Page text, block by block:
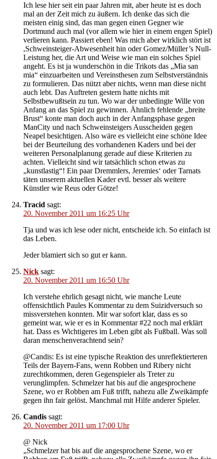
Ich lese hier seit ein paar Jahren mit, aber heute ist es doch
mal an der Zeit mich zu äußern. Ich denke das sich die
meisten einig sind, das man gegen einen Gegner wie
Dortmund auch mal (vor allem wie hier in einem engen Spiel)
verlieren kann. Passiert eben! Was mich aber wirklich stört ist
,Schweinsteiger-Abwesenheit hin oder Gomez/Müller’s Null-
Leistung her, die Art und Weise wie man ein solches Spiel
angeht. Es ist ja wunderschön in die Trikots das „Mia san
mia“ einzuarbeiten und Vereinsthesen zum Selbstverständnis
zu formulieren. Das nützt aber nichts, wenn man diese nicht
auch lebt. Das Auftreten gestern hatte nichts mit
Selbstbewußtsein zu tun. Wo war der unbedingte Wille von
Anfang an das Spiel zu gewinnen. Ähnlich fehlende „breite
Brust“ konte man doch auch in der Anfangsphase gegen
ManCity und nach Schweinsteigers Ausscheiden gegen
Neapel besichtigen. Also wäre es vielleicht eine schöne Idee
bei der Beurteilung des vorhandenen Kaders und bei der
weiteren Personalplanung gerade auf diese Kriterien zu
achten. Vielleicht sind wir tatsächlich schon etwas zu
„kunstlastig“! Ein paar Dremmlers, Jeremies‘ oder Tarnats
täten unserem aktuellen Kader evtl. besser als weitere
Künstler wie Reus oder Götze!
Tracid sagt:
20. November 2011 um 16:25 Uhr
Tja und was ich lese oder nicht, entscheide ich. So einfach ist
das Leben.
Jeder blamiert sich so gut er kann.
Nick sagt:
20. November 2011 um 16:50 Uhr
Ich verstehe ehrlich gesagt nicht, wie manche Leute
offensichtlich Paules Kommentar zu dem Suizidversuch so
missverstehen konnten. Mir war sofort klar, dass es so
gemeint war, wie er es in Kommentar #22 noch mal erklärt
hat. Dass es Wichtigeres im Leben gibt als Fußball. Was soll
daran menschenverachtend sein?
@Candis: Es ist eine typische Reaktion des unreflektierteren
Teils der Bayern-Fans, wenn Robben und Ribery nicht
zurechtkommen, deren Gegenspieler als Treter zu
verunglimpfen. Schmelzer hat bis auf die angesprochene
Szene, wo er Robben am Fuß trifft, nahezu alle Zweikämpfe
gegen ihn fair gelöst. Manchmal mit Hilfe anderer Spieler.
Candis sagt:
20. November 2011 um 17:00 Uhr
@ Nick
„Schmelzer hat bis auf die angesprochene Szene, wo er